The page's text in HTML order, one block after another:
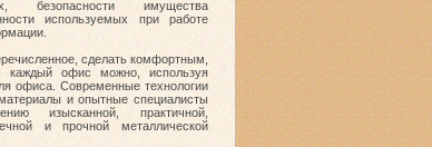
безопасности имущества
используемых при работе
сделать комфортным,
каждый офис можно, используя
офиса. Современные технологии
и опытные специалисты
изысканной, практичной,
и прочной металлической